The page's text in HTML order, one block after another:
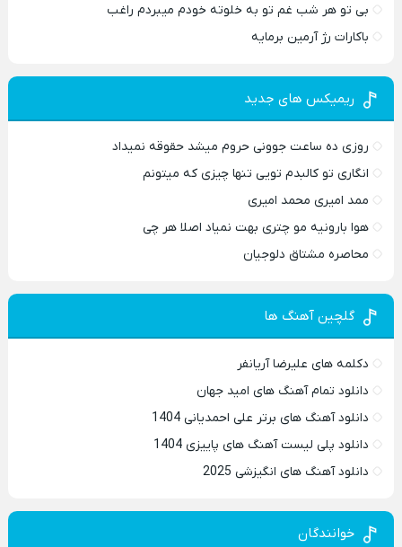
بی تو هر شب غم تو به خلوته خودم میبردم راغب
باکارات رژ آرمین برمایه
ریمیکس های جدید
روزی ده ساعت جوونی حروم میشد حقوقه نمیداد
انگاری تو کالبدم تویی تنها چیزی که میتونم
ممد امیری محمد امیری
هوا بارونیه مو چتری بهت نمیاد اصلا هر چی
محاصره مشتاق دلوجیان
گلچین آهنگ ها
دکلمه های علیرضا آریانفر
دانلود تمام آهنگ های امید جهان
دانلود آهنگ های برتر علی احمدیانی 1404
دانلود پلی لیست آهنگ های پاییزی 1404
دانلود آهنگ های انگیزشی 2025
خوانندگان